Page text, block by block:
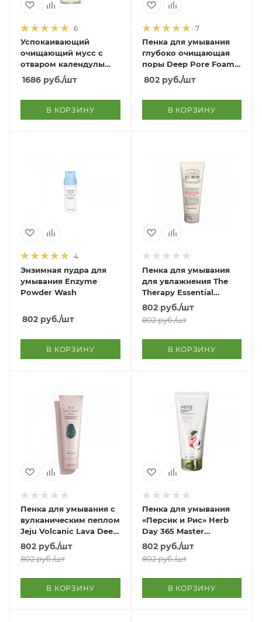
6
Успокаивающий
очищающий мусс с
отваром календулы
Comforting Calendula
Decoction Cleansing
1686 руб./шт
В КОРЗИНУ
7
Пенка для умывания
глубоко очищающая
поры Deep Pore Foam
Cleansing
802руб./шт
В КОРЗИНУ
4
Энзимная пудра для
умывания Enzyme
Powder Wash
802 руб./шт
В КОРЗИНУ
Пенка для умывания
для увлажнения The
Therapy Essential
Formula Cleansing
Foam
802руб./шт
802руб./шт
В КОРЗИНУ
Пенка для умывания с
вулканическим пеплом
Jeju Volcanic Lava Deep
Pore Scrub Foam
802 руб./шт
802руб./шт
В КОРЗИНУ
Пенка для умывания
«Персик и Рис» Herb
Day 365 Master
Blending Foaming
Cleanser Peach & Fig
802руб./шт
802руб./шт
В КОРЗИНУ